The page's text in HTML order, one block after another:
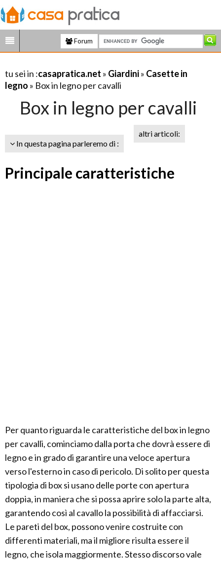
Forum
tu sei in :casapratica.net » Giardini» Casette in
legno » Box in legno per cavalli
Box in legno per cavalli
In questa pagina parleremo di :
altri articoli:
Principale caratteristiche
Per quanto riguarda le caratteristiche del box in legno
per cavalli, cominciamo dalla porta che dovrà essere di
legno e in grado di garantire una veloce apertura
verso l'esterno in caso di pericolo. Di solito per questa
tipologia di box si usano delle porte con apertura
doppia, in maniera che si possa aprire solo la parte alta,
garantendo così al cavallo la possibilità di affacciarsi.
Le pareti del box, possono venire costruite con
differenti materiali, ma il migliore risulta essere il
legno, che isola maggiormente. Stesso discorso vale